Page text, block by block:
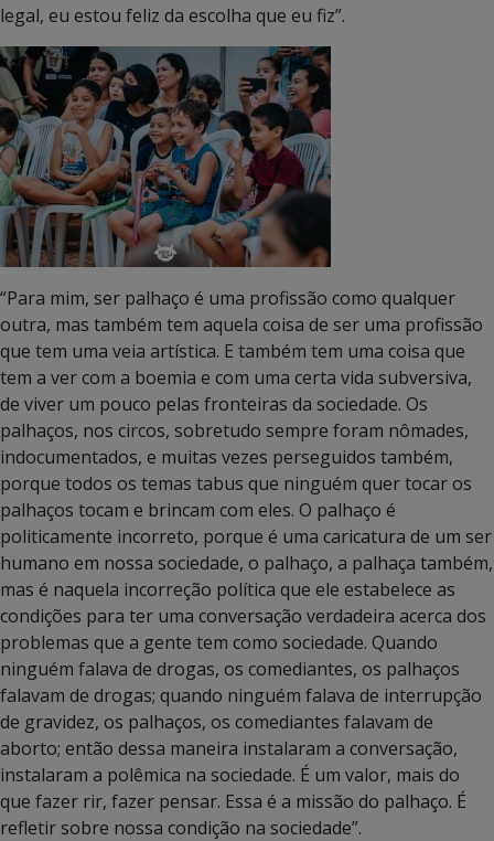
legal, eu estou feliz da escolha que eu fiz”.
“Para mim, ser palhaço é uma profissão como qualquer
outra, mas também tem aquela coisa de ser uma profissão
que tem uma veia artística. E também tem uma coisa que
tem a ver com a boemia e com uma certa vida subversiva,
de viver um pouco pelas fronteiras da sociedade. Os
palhaços, nos circos, sobretudo sempre foram nômades,
indocumentados, e muitas vezes perseguidos também,
porque todos os temas tabus que ninguém quer tocar os
palhaços tocam e brincam com eles. O palhaço é
politicamente incorreto, porque é uma caricatura de um ser
humano em nossa sociedade, o palhaço, a palhaça também,
mas é naquela incorreção política que ele estabelece as
condições para ter uma conversação verdadeira acerca dos
problemas que a gente tem como sociedade. Quando
ninguém falava de drogas, os comediantes, os palhaços
falavam de drogas; quando ninguém falava de interrupção
de gravidez, os palhaços, os comediantes falavam de
aborto; então dessa maneira instalaram a conversação,
instalaram a polêmica na sociedade. É um valor, mais do
que fazer rir, fazer pensar. Essa é a missão do palhaço. É
refletir sobre nossa condição na sociedade”.